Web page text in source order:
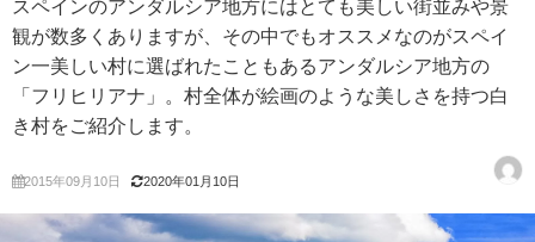
スペインのアンダルシア地方にはとても美しい街並みや景
観が数多くありますが、その中でもオススメなのがスペイ
ン一美しい村に選ばれたこともあるアンダルシア地方の
「フリヒリアナ」。村全体が絵画のような美しさを持つ白
き村をご紹介します。
2015年09月10日 2020年01月10日